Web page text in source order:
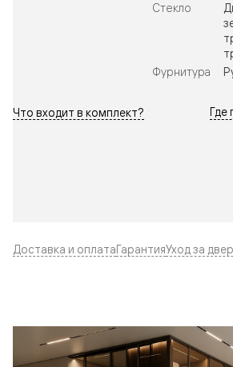
Стекло
Фурнитура
Что входит в комплект? Где
Доставка и оплатаГарантияУход за